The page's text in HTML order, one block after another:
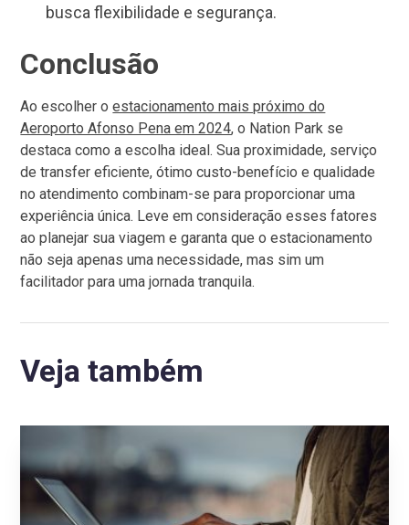
busca flexibilidade e segurança.
Conclusão
Ao escolher oestacionamento mais próximo do
Aeroporto Afonso Pena em 2024, o Nation Park se
destaca como a escolha ideal. Sua proximidade, serviço
de transfer eficiente, ótimo custo-benefício e qualidade
no atendimento combinam-se para proporcionar uma
experiência única. Leve em consideração esses fatores
ao planejar sua viagem e garanta que o estacionamento
não seja apenas uma necessidade, mas sim um
facilitador para uma jornada tranquila.
Veja também